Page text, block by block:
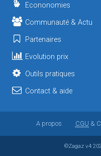
Econonomies
Communauté & Actu
Partenaires
Evolution prix
Outils pratiques
Contact & aide
A propos CGU &
©Zagaz v4